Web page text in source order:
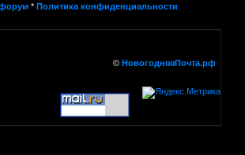
* Политика конфиденциальности
© НовогодняяПочта.рф